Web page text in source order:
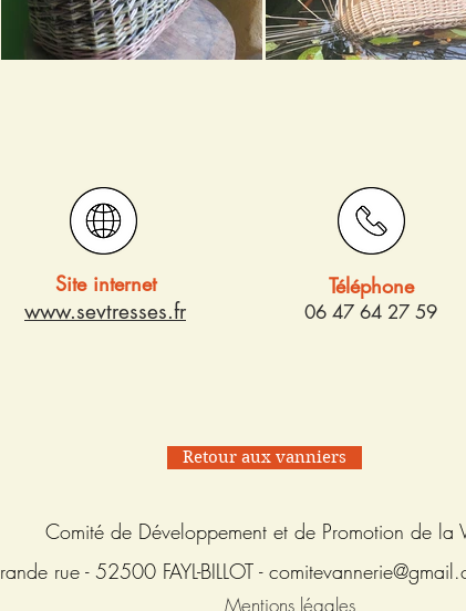
Site internet
www.sevtresses.fr
Téléphone
06 47 64 27 59
Retour aux vanniers
Comité de Développement et de Promotion de la
rue - 52500 FAYL-BILLOT -
Mentions légales